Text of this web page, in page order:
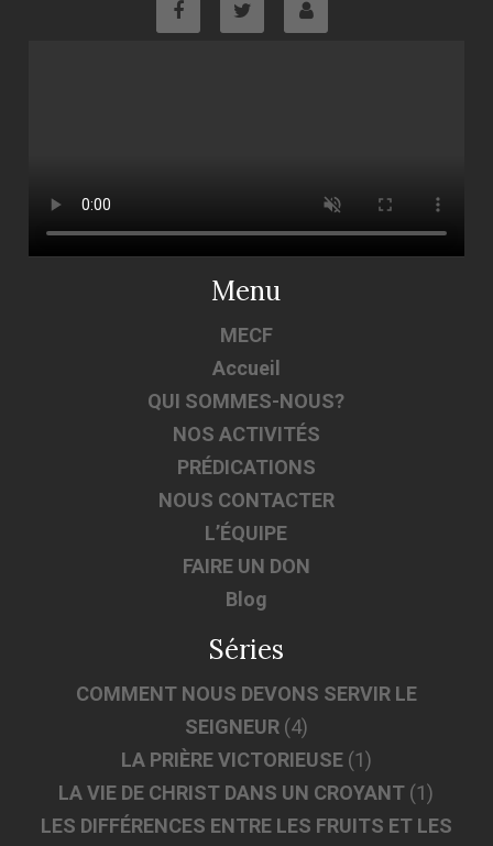
Menu
MECF
Accueil
QUI SOMMES-NOUS?
NOS ACTIVITÉS
PRÉDICATIONS
NOUS CONTACTER
L’ÉQUIPE
FAIRE UN DON
Blog
Séries
COMMENT NOUS DEVONS SERVIR LE
SEIGNEUR(4)
LA PRIÈRE VICTORIEUSE(1)
LA VIE DE CHRIST DANS UN CROYANT (1)
LES DIFFÉRENCES ENTRE LES FRUITS ET LES